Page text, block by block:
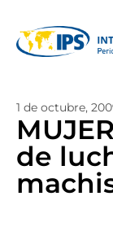
1 de octubre,
de